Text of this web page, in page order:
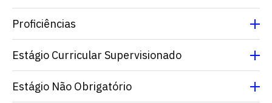
Proficiências
Estágio Curricular Supervisionado
Estágio Não Obrigatório